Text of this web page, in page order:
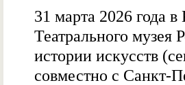
31 марта 2026 года в
Театрального музея
истории искусств
совместно с Санкт-